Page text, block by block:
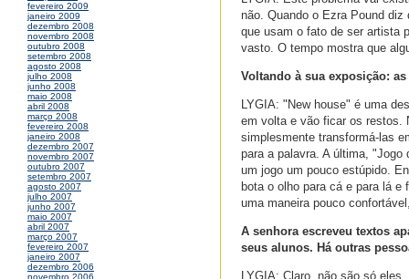
fevereiro 2009
janeiro 2009
dezembro 2008
novembro 2008
outubro 2008
setembro 2008
agosto 2008
julho 2008
junho 2008
maio 2008
abril 2008
março 2008
fevereiro 2008
janeiro 2008
dezembro 2007
novembro 2007
outubro 2007
setembro 2007
agosto 2007
julho 2007
junho 2007
maio 2007
abril 2007
março 2007
fevereiro 2007
janeiro 2007
dezembro 2006
não. Quando o Ezra Pound
que usam o fato de ser artista
vasto. O tempo mostra que
Voltando à sua exposição:
LYGIA: "New house" é uma
em volta e vão ficar os restos.
simplesmente transformá-las
para a palavra. A última,
um jogo um pouco estúpido.
bota o olho para cá e para lá
uma maneira pouco
A senhora escreveu textos
seus alunos. Há outras
LYGIA: Claro, não são só